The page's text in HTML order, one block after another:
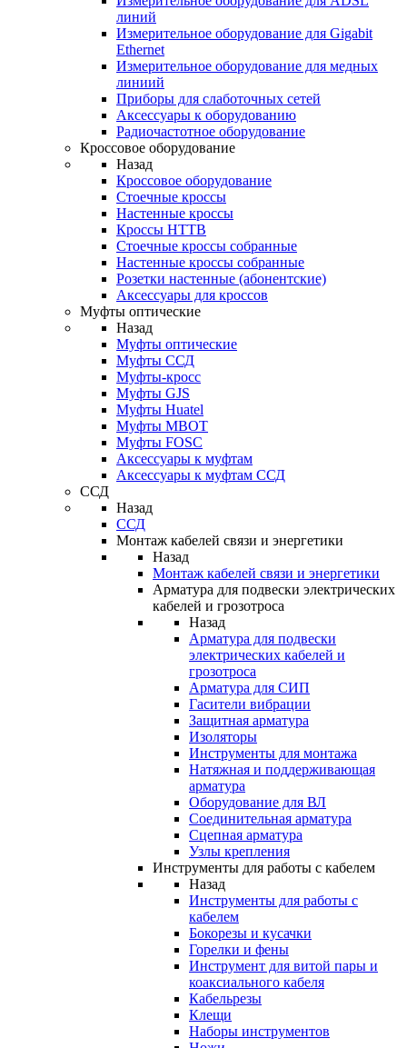
линий
Измерительное оборудование для Gigabit
Ethernet
Измерительное оборудование для медных
линиий
Приборы для слаботочных сетей
Аксессуары к оборудованию
Радиочастотное оборудование
Кроссовое оборудование
Назад
Кроссовое оборудование
Стоечные кроссы
Настенные кроссы
Кроссы HTTB
Стоечные кроссы собранные
Настенные кроссы собранные
Розетки настенные (абонентские)
Аксессуары для кроссов
Муфты оптические
Назад
Муфты оптические
Муфты ССД
Муфты-кросс
Муфты GJS
Муфты Huatel
Муфты МВОТ
Муфты FOSC
Аксессуары к муфтам
Аксессуары к муфтам ССД
ССД
Назад
ССД
Монтаж кабелей связи и энергетики
Назад
Монтаж кабелей связи и энергетики
Арматура для подвески электрических
кабелей и грозотроса
Назад
Арматура для подвески
электрических кабелей и
грозотроса
Арматура для СИП
Гасители вибрации
Защитная арматура
Изоляторы
Инструменты для монтажа
Натяжная и поддерживающая
арматура
Оборудование для ВЛ
Соединительная арматура
Сцепная арматура
Узлы крепления
Инструменты для работы с кабелем
Назад
Инструменты для работы с
кабелем
Бокорезы и кусачки
Горелки и фены
Инструмент для витой пары и
коаксиального кабеля
Кабельрезы
Клещи
Наборы инструментов